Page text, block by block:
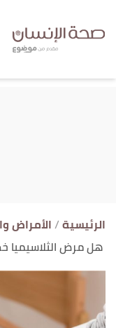
الرئيسية الأمراض
هل مرض الثلاسيميا